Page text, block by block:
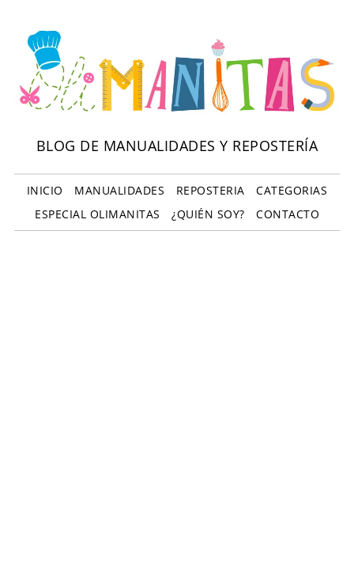
BLOG DE MANUALIDADES Y REPOSTERÍA
INICIO MANUALIDADES REPOSTERIA
CATEGORIAS
ESPECIAL OLIMANITAS
¿QUIÉN SOY? CONTACTO